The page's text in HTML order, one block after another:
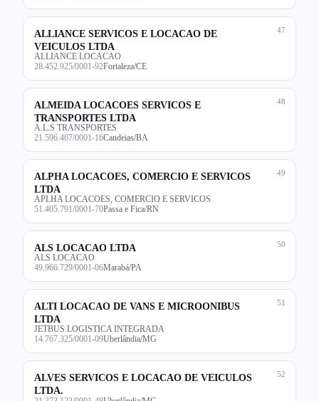
47
ALLIANCE SERVICOS E LOCACAO DE
VEICULOS LTDA
ALLIANCE LOCACAO
28.452.925/0001-92Fortaleza/CE
48
ALMEIDA LOCACOES SERVICOS E
TRANSPORTES LTDA
A.L.S TRANSPORTES
21.596.467/0001-16Candeias/BA
49
ALPHA LOCACOES, COMERCIO E SERVICOS
LTDA
APLHA LOCACOES, COMERCIO E SERVICOS
51.405.791/0001-70Passa e Fica/RN
50
ALS LOCACAO LTDA
ALS LOCACAO
49.966.729/0001-06Marabá/PA
51
ALTI LOCACAO DE VANS E MICROONIBUS
LTDA
JETBUS LOGISTICA INTEGRADA
14.767.325/0001-09Uberlândia/MG
52
ALVES SERVICOS E LOCACAO DE VEICULOS
LTDA.